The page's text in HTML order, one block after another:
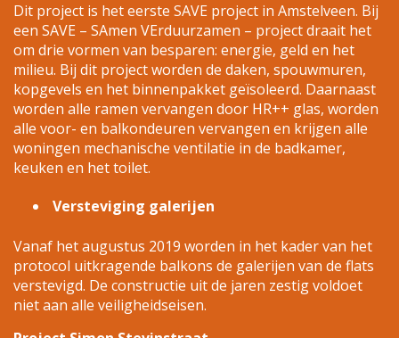
Dit project is het eerste SAVE project in Amstelveen. Bij
een SAVE – SAmen VErduurzamen – project draait het
om drie vormen van besparen: energie, geld en het
milieu. Bij dit project worden de daken, spouwmuren,
kopgevels en het binnenpakket geïsoleerd. Daarnaast
worden alle ramen vervangen door HR++ glas, worden
alle voor- en balkondeuren vervangen en krijgen alle
woningen mechanische ventilatie in de badkamer,
keuken en het toilet.
Versteviging galerijen
Vanaf het augustus 2019 worden in het kader van het
protocol uitkragende balkons de galerijen van de flats
verstevigd. De constructie uit de jaren zestig voldoet
niet aan alle veiligheidseisen.